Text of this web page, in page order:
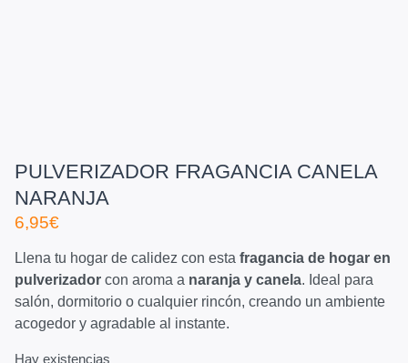
PULVERIZADOR FRAGANCIA CANELA
NARANJA
6,95€
Llena tu hogar de calidez con esta fragancia de hogar en
pulverizador con aroma a naranja y canela. Ideal para
salón, dormitorio o cualquier rincón, creando un ambiente
acogedor y agradable al instante.
Hay existencias